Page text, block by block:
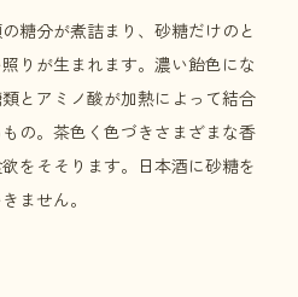
糖分が煮詰まり、砂糖だけのと
りが生まれます。濃い飴色にな
とアミノ酸が加熱によって結合
の。茶色く色づきさまざまな香
をそそります。日本酒に砂糖を
ません。